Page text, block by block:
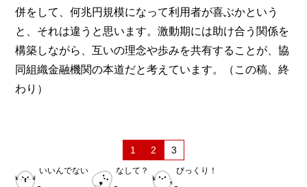
併をして、何兆円規模になって利用者が喜ぶかという
と、それは違うと思います。激動期には助け合う関係を
構築しながら、互いの理念や歩みを共有することが、協
同組織金融機関の本道だと考えています。（この稿、終
わり）
1 2 3
いいんでない なして？ びっくり！